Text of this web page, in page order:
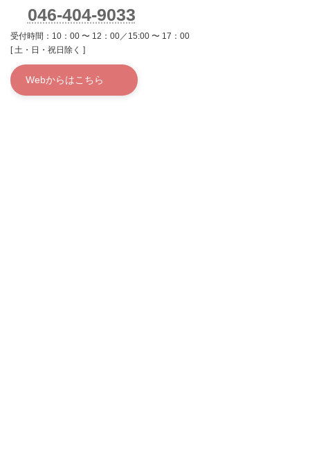
046-404-9033
受付時間：10：00 〜 12：00／15:00 〜 17：00
[ 土・日・祝日除く ]
Webからはこちら